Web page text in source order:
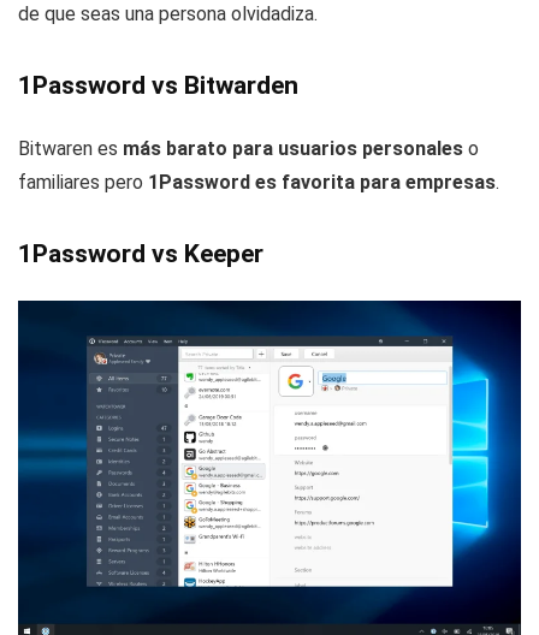
de que seas una persona olvidadiza.
1Password vs Bitwarden
Bitwaren es más barato para usuarios personales o
familiares pero 1Password es favorita para empresas.
1Password vs Keeper